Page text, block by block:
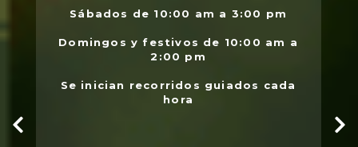
Sábados de 10:00 am a 3:00 pm
Domingos y festivos de 10:00 am a
2:00 pm
Se inician recorridos guiados cada
hora